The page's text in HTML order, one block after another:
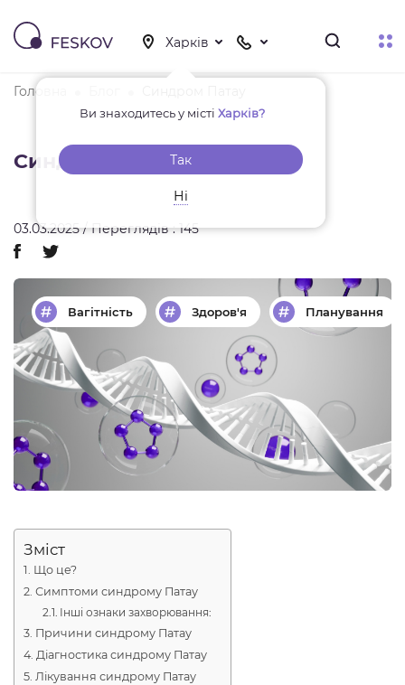
Ви знаходитесь у місті Харків?
Так
Ні
Головна
Синдром Патау
03.03.2025 / Переглядів : 145
Вагітність Здоров'я Планування
Зміст
Що це?
Симптоми синдрому Патау
Інші ознаки захворювання:
Причини синдрому Патау
Діагностика синдрому Патау
Лікування синдрому Патау